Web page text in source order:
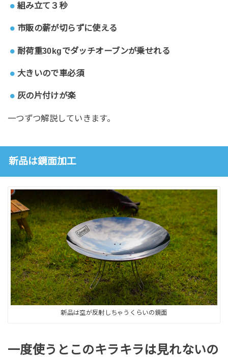
組み立て３秒
市販の薪が切らずに使える
耐荷重30kgでダッチオーブンが乗せれる
大きいので車必須
灰の片付けが楽
一つずつ解説していきます。
新品は鏡面加工
新品は空が反射しちゃうくらいの鏡面
一度使うとこのキラキラは見れないの